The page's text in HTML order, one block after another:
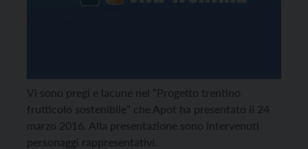
Vi sono pregi e lacune nel “Progetto trentino
frutticolo sostenibile” che Apot ha presentato il 24
marzo 2016. Alla presentazione sono intervenuti
personaggi rappresentativi.